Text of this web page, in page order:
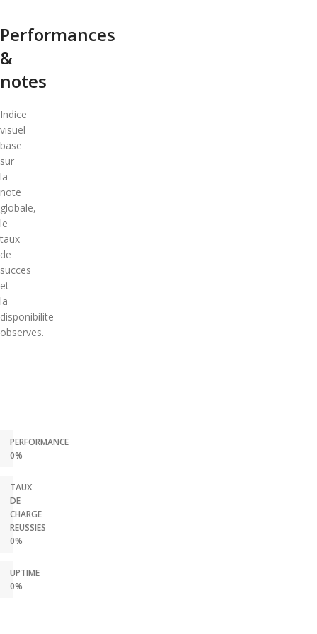
Performances
&
notes
Indice
visuel
base
sur
la
note
globale,
le
taux
de
succes
et
la
disponibilite
observes.
PERFORMANCE
0%
TAUX
DE
CHARGE
REUSSIES
0%
UPTIME
0%